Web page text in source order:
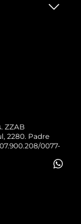
ZZAB
2280. Padre
0077-